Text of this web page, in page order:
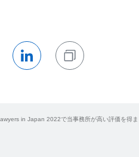
in Japan 2022で当事務所が高い評価を得